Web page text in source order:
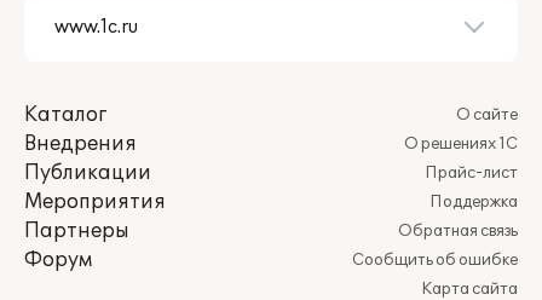
Каталог
Внедрения
Публикации
Мероприятия
Партнеры
Форум
О сайте
О решениях 1С
Прайс-лист
Поддержка
Обратная связь
Сообщить об ошибке
Карта сайта